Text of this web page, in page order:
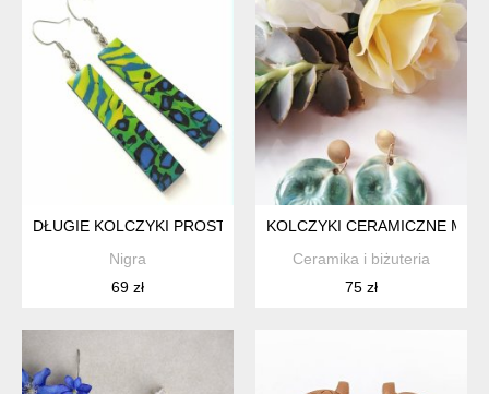
DŁUGIE KOLCZYKI PROSTOKĄTY ZIELONE NIEBIESKIE
Nigra
69 zł
KOLCZYKI CERAMICZNE
Ceramika i biżuteria
75 zł